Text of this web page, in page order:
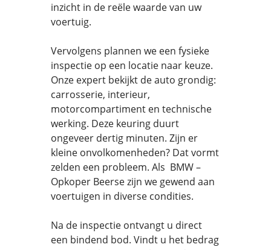
inzicht in de reële waarde van uw
voertuig.
Vervolgens plannen we een fysieke
inspectie op een locatie naar keuze.
Onze expert bekijkt de auto grondig:
carrosserie, interieur,
motorcompartiment en technische
werking. Deze keuring duurt
ongeveer dertig minuten. Zijn er
kleine onvolkomenheden? Dat vormt
zelden een probleem. Als BMW –
Opkoper Beerse zijn we gewend aan
voertuigen in diverse condities.
Na de inspectie ontvangt u direct
een bindend bod. Vindt u het bedrag